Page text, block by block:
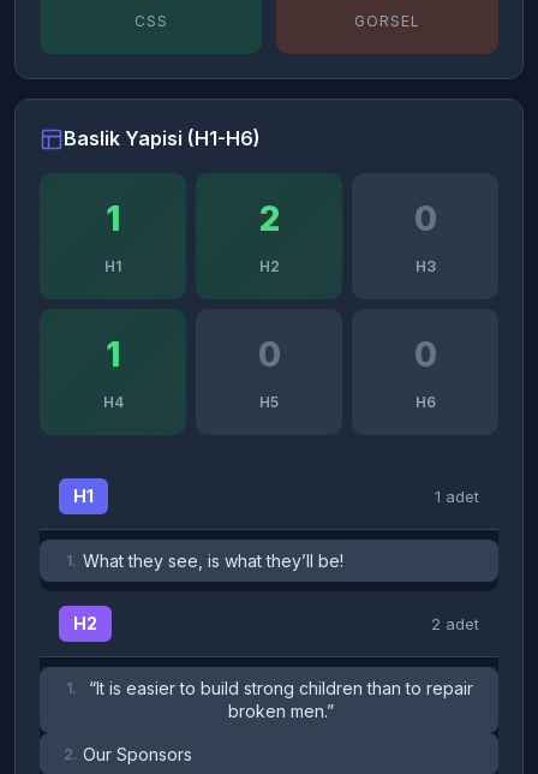
CSS GORSEL
Baslik Yapisi (H1-H6)
1
H1
2
H2
0
H3
1
H4
0
H5
0
H6
H1 1 adet
1. What they see, is what they’ll be!
H2 2 adet
1.
“It is easier to build strong children than to repair
broken men.”
2. Our Sponsors